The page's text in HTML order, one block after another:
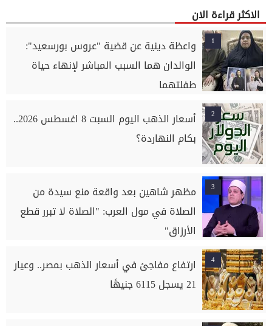
الاكثر قراءة الان
1
واعظة دينية عن قضية "عروس بورسعيد":
الوالدان هما السبب المباشر لإنهاء حياة
طفلتهما
2
أسعار الذهب اليوم السبت 8 اغسطس 2026..
بكام النهاردة؟
3
مظهر شاهين بعد واقعة منع سيدة من
الصلاة في مول العرب: "الصلاة لا تبرر قطع
الأرزاق"
4
ارتفاع مفاجئ في أسعار الذهب بمصر.. وعيار
21 يسجل 6115 جنيهًا